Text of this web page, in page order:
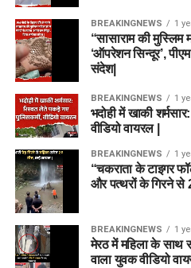
BREAKINGNEWS 1
“सासाराम की मुस्लिम
‘ऑपरेशन सिन्दूर’,
संदेश|
BREAKINGNEWS 1
भदोही में खाकी
वीडियो वायरल |
BREAKINGNEWS 1
“चकराता के टाइगर
और पत्थरों के गिरने से
BREAKINGNEWS 1
मेरठ में महिला के
वाला युवक वीडियो